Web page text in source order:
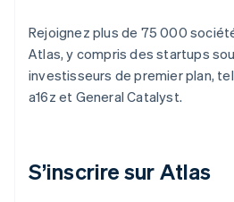
Rejoignez plus de 75 000
Atlas, y compris des startups
investisseurs de premier plan,
a16z et General Catalyst.
S’inscrire sur Atlas